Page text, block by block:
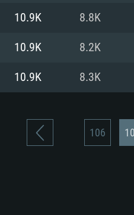
GB
de banda
GB
10.9K 8.8K
10.9K 8.2K
10.9K 8.3K
106